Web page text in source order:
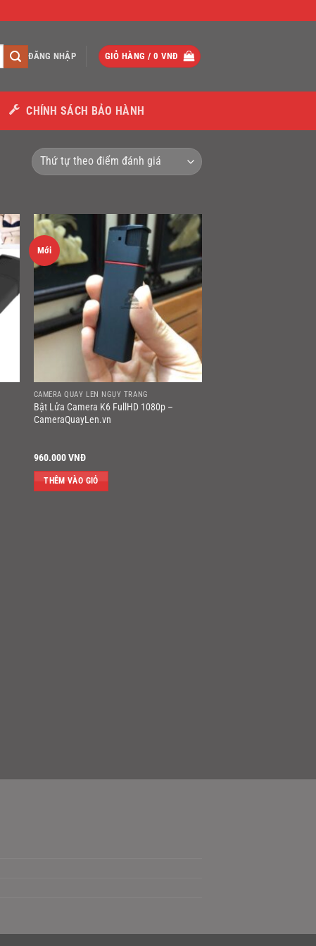
ĐĂNG NHẬP GIỎ HÀNG / 0 VNĐ
CHÍNH SÁCH BẢO HÀNH
Mới
CAMERA QUAY LÉN NGỤY TRANG
Bật Lửa Camera K6 FullHD 1080p –
CameraQuayLen.vn
960.000VNĐ
THÊM VÀO GIỎ